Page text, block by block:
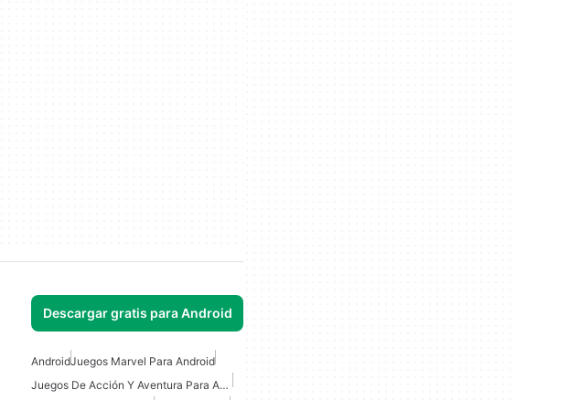
Descargar gratis para Android
AndroidJuegos Marvel Para Android
Juegos De Acción Y Aventura Para Android